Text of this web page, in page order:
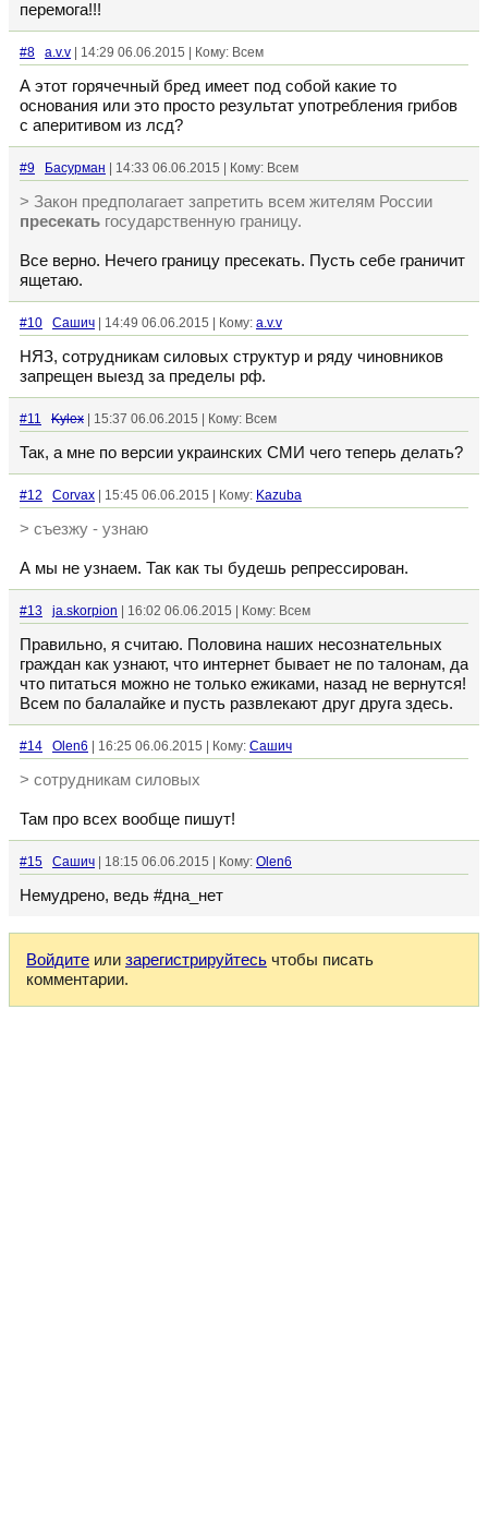
перемога!!!
#8 a.v.v | 14:29 06.06.2015 | Кому: Всем
А этот горячечный бред имеет под собой какие то
основания или это просто результат употребления грибов
с аперитивом из лсд?
#9 Басурман | 14:33 06.06.2015 | Кому: Всем
> Закон предполагает запретить всем жителям России
пресекать государственную границу.
Все верно. Нечего границу пресекать. Пусть себе граничит
ящетаю.
#10 Сашич | 14:49 06.06.2015 | Кому: a.v.v
НЯЗ, сотрудникам силовых структур и ряду чиновников
запрещен выезд за пределы рф.
#11 Kylex | 15:37 06.06.2015 | Кому: Всем
Так, а мне по версии украинских СМИ чего теперь делать?
#12 Corvax | 15:45 06.06.2015 | Кому: Kazuba
> съезжу - узнаю
А мы не узнаем. Так как ты будешь репрессирован.
#13 ja.skorpion | 16:02 06.06.2015 | Кому: Всем
Правильно, я считаю. Половина наших несознательных
граждан как узнают, что интернет бывает не по талонам, да
что питаться можно не только ежиками, назад не вернутся!
Всем по балалайке и пусть развлекают друг друга здесь.
#14 Olen6 | 16:25 06.06.2015 | Кому: Сашич
> сотрудникам силовых
Там про всех вообще пишут!
#15 Сашич | 18:15 06.06.2015 | Кому: Olen6
Немудрено, ведь #дна_нет
Войдите или зарегистрируйтесь чтобы писать
комментарии.